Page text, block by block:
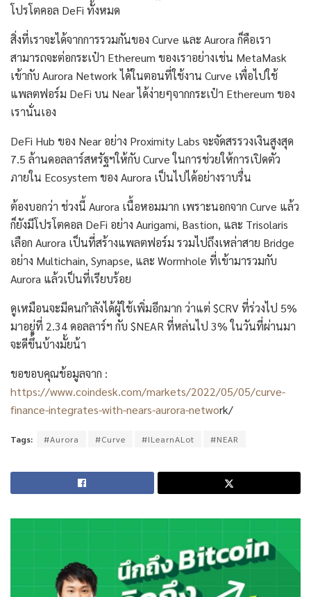
โปรโตคอล DeFi ทั้งหมด
สิ่งที่เราจะได้จากการรวมกันของ Curve และ Aurora ก็คือเรา
สามารถจะต่อกระเป๋า Ethereum ของเราอย่างเช่น MetaMask
เข้ากับ Aurora Network ได้ในตอนที่ใช้งาน Curve เพื่อไปใช้
แพลตฟอร์ม DeFi บน Near ได้ง่ายๆจากกระเป๋า Ethereum ของ
เรานั่นเอง
DeFi Hub ของ Near อย่าง Proximity Labs จะจัดสรรวงเงินสูงสุด
7.5 ล้านดอลลาร์สหรัฐฯให้กับ Curve ในการช่วยให้การเปิดตัว
ภายใน Ecosystem ของ Aurora เป็นไปได้อย่างราบรื่น
ต้องบอกว่า ช่วงนี้ Aurora เนื้อหอมมาก เพราะนอกจาก Curve แล้ว
ก็ยังมีโปรโตคอล DeFi อย่าง Aurigami, Bastion, และ Trisolaris
เลือก Aurora เป็นที่สร้างแพลตฟอร์ม รวมไปถึงเหล่าสาย Bridge
อย่าง Multichain, Synapse, และ Wormhole ที่เข้ามารวมกับ
Aurora แล้วเป็นที่เรียบร้อย
ดูเหมือนจะมีคนกำลังได้ผู้ใช้เพิ่มอีกมาก ว่าแต่ $CRV ที่ร่วงไป 5%
มาอยู่ที่ 2.34 ดอลลาร์ฯ กับ $NEAR ที่หล่นไป 3% ในวันที่ผ่านมา
จะดีขึ้นบ้างมั้ยน้า
ขอขอบคุณข้อมูลจาก :
https://www.coindesk.com/markets/2022/05/05/curve-
finance-integrates-with-nears-aurora-network/
Tags: #Aurora #Curve #ILearnALot #NEAR